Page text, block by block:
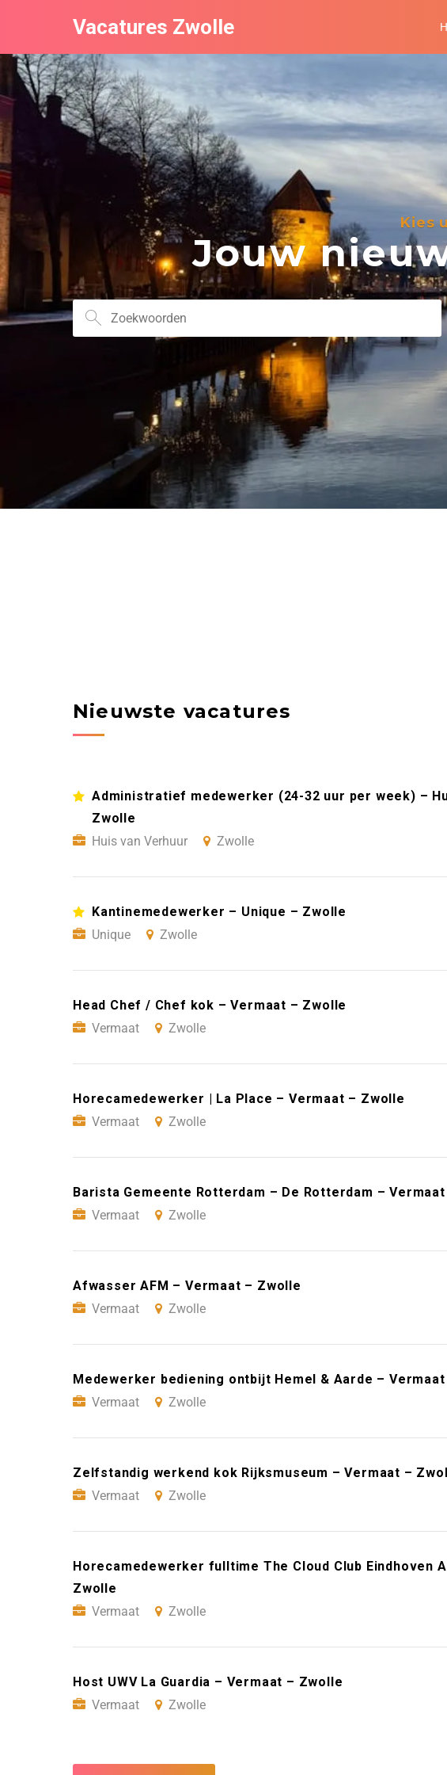
Vacatures Zwolle
Kies
Jouw
Nieuwste vacatures
Administratief medewerker (24-32 uur per week) –
Zwolle
Huis van Verhuur
Zwolle
Kantinemedewerker – Unique – Zwolle
Unique
Zwolle
Head Chef / Chef kok – Vermaat – Zwolle
Vermaat
Zwolle
Horecamedewerker | La Place – Vermaat – Zwolle
Vermaat
Zwolle
Barista Gemeente Rotterdam – De Rotterdam –
Vermaat
Zwolle
Afwasser AFM – Vermaat – Zwolle
Vermaat
Zwolle
Medewerker bediening ontbijt Hemel & Aarde –
Vermaat
Zwolle
Zelfstandig werkend kok Rijksmuseum – Vermaat –
Vermaat
Zwolle
Horecamedewerker fulltime The Cloud Club Eindhoven
Zwolle
Vermaat
Zwolle
Host UWV La Guardia – Vermaat – Zwolle
Vermaat
Zwolle